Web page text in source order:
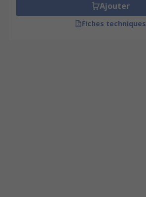
Ajouter
Fiches techniques